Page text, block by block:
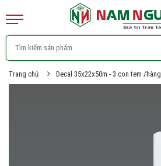
Trang chủ Decal 35x22x50m - 3 con tem /hàng